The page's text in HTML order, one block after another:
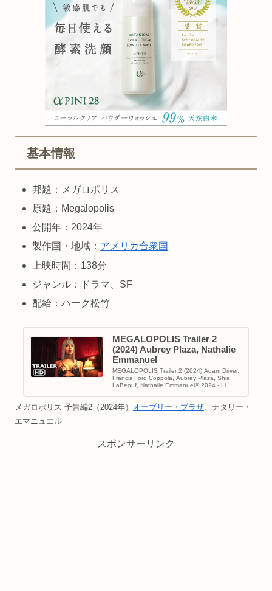
基本情報
邦題：メガロポリス
原題：Megalopolis
公開年：2024年
製作国・地域： アメリカ合衆国
上映時間：138分
ジャンル：ドラマ、SF
配給：ハーク松竹
MEGALOPOLIS Trailer 2
(2024) Aubrey Plaza, Nathalie
Emmanuel
MEGALOPOLIS Trailer 2 (2024) Adam Driver,
Francis Ford Coppola, Aubrey Plaza, Shia
LaBeouf, Nathalie Emmanuel© 2024 - Li...
メガロポリス 予告編2（2024年） オーブリー・プラザ 、ナタリー・
エマニュエル
スポンサーリンク